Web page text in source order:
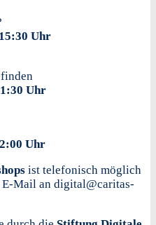
Uhr
Uhr
Uhr
ist telefonisch möglich
Mail an digital@caritas-